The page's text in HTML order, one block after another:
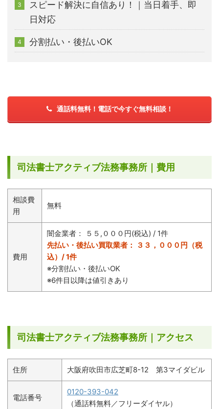
スピード解決に自信あり！｜当日着手、即
日対応
分割払い・後払いOK
通話料無料！電話で今すぐ無料相談！
司法書士アクティブ法務事務所｜費用
相談費
用
無料
費用
闇金業者： ５５,０００円(税込) / 1件
先払い・後払い買取業者： ３３，０００円（税
込）/ 1件
※分割払い・後払いOK
※6件目以降は値引きあり
司法書士アクティブ法務事務所｜アクセス
住所 大阪府吹田市広芝町8-12 第3マイダビル
電話番号
0120-393-042
（通話料無料／フリーダイヤル）